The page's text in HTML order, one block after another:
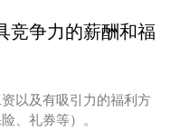
竞争力的薪酬和福
以及有吸引力的福利方
、礼券等）。